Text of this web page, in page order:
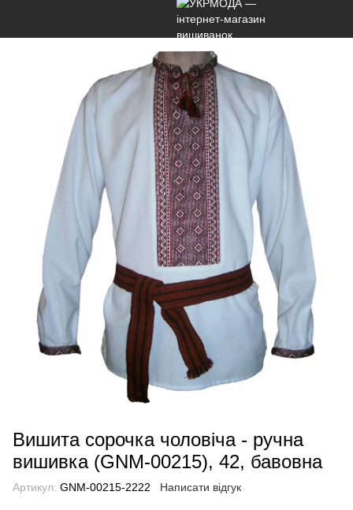
Вишита сорочка чоловіча - ручна
вишивка (GNM-00215), 42, бавовна
Артикул: GNM-00215-2222 Написати відгук